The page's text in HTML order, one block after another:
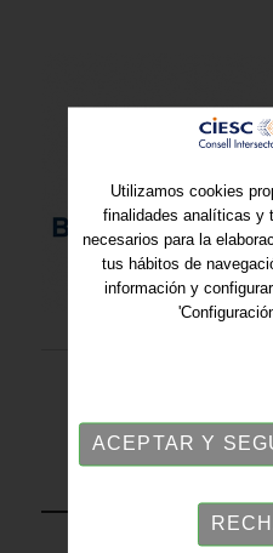
Utilizamos cookies
finalidades analíticas y
necesarios para la
tus hábitos de
información y
ACEPTAR Y